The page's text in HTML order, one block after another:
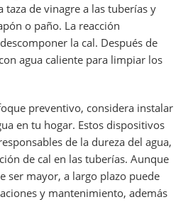
taza de vinagre a las tuberías y
o paño. La reacción
la cal. Después de
agua caliente para limpiar los
preventivo, considera instalar
en tu hogar. Estos dispositivos
de la dureza del agua,
de cal en las tuberías. Aunque
ser mayor, a largo plazo puede
y mantenimiento, además